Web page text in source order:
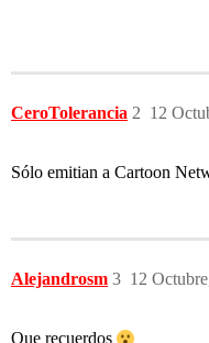
CeroTolerancia 12
2
Sólo emitian a Cartoon
Alejandrosm 12
3
Que recuerdos